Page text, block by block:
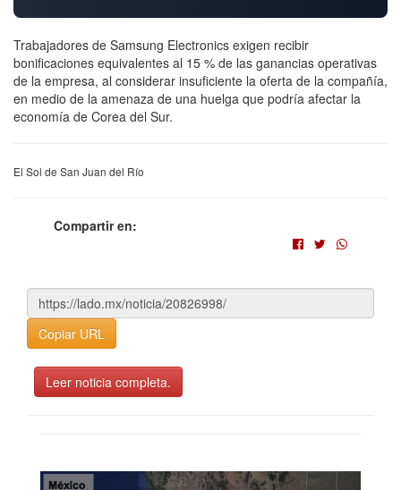
Trabajadores de Samsung Electronics exigen recibir
bonificaciones equivalentes al 15 % de las ganancias operativas
de la empresa, al considerar insuficiente la oferta de la compañía,
en medio de la amenaza de una huelga que podría afectar la
economía de Corea del Sur.
El Sol de San Juan del Río
Compartir en:
Copiar URL
Leer noticia completa.